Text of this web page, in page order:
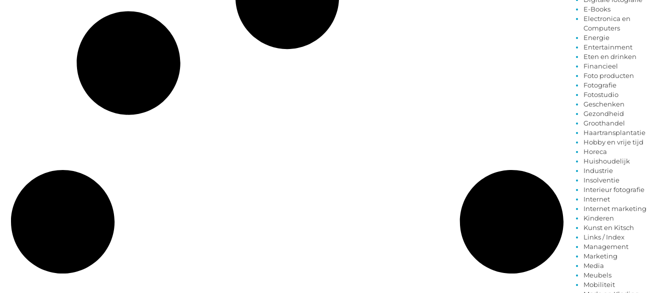
E-Books
Electronica en
Computers
Energie
Entertainment
Eten en drinken
Financieel
Foto producten
Fotografie
Fotostudio
Geschenken
Gezondheid
Groothandel
Haartransplantatie
Hobby en vrije tijd
Horeca
Huishoudelijk
Industrie
Insolventie
Interieur fotografie
Internet
Internet marketing
Kinderen
Kunst en Kitsch
Links / Index
Management
Marketing
Media
Meubels
Mobiliteit